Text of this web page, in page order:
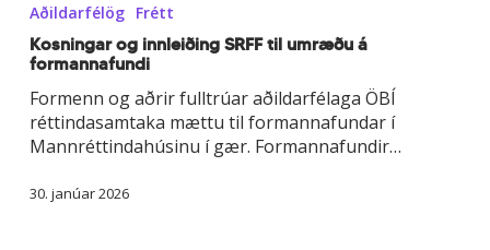
innleiðing
SRFF
til
umræðu
á
formannafundi
Aðildarfélög Frétt
Kosningar og innleiðing SRFF til umræðu á
formannafundi
Formenn og aðrir fulltrúar aðildarfélaga ÖBÍ
réttindasamtaka mættu til formannafundar í
Mannréttindahúsinu í gær. Formannafundir…
30. janúar 2026